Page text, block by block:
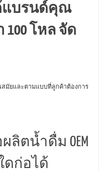
แบรนด์คุณ
โหล จัด
มัยและตามแบบที่ลูกค้าต้องการ
ตน้ำดื่ม OEM
ดก่อได้